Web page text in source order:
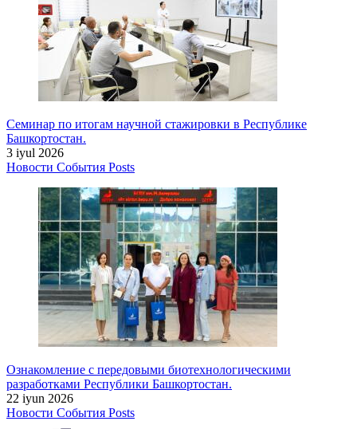
Семинар по итогам научной стажировки в Республике
Башкортостан.
3 iyul 2026
Новости События Posts
Ознакомление с передовыми биотехнологическими
разработками Республики Башкортостан.
22 iyun 2026
Новости События Posts